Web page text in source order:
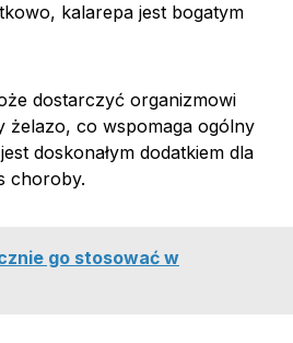
kalarepa jest bogatym
dostarczyć organizmowi
żelazo, co wspomaga ogólny
doskonałym dodatkiem dla
choroby.
go stosować w